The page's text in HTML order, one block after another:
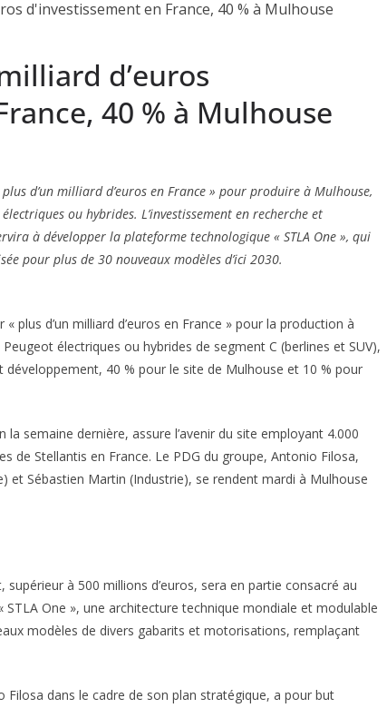
d’euros
40 % à Mulhouse
d’un milliard d’euros en France » pour produire à Mulhouse,
ou hybrides. L’investissement en recherche et
à développer la plateforme technologique « STLA One », qui
pour plus de 30 nouveaux modèles d’ici 2030.
plus d’un milliard d’euros en France » pour la production à
électriques ou hybrides de segment C (berlines et SUV),
40 % pour le site de Mulhouse et 10 % pour
semaine dernière, assure l’avenir du site employant 4.000
de Stellantis en France. Le PDG du groupe, Antonio Filosa,
et Sébastien Martin (Industrie), se rendent mardi à Mulhouse
à 500 millions d’euros, sera en partie consacré au
One », une architecture technique mondiale et modulable
modèles de divers gabarits et motorisations, remplaçant
dans le cadre de son plan stratégique, a pour but